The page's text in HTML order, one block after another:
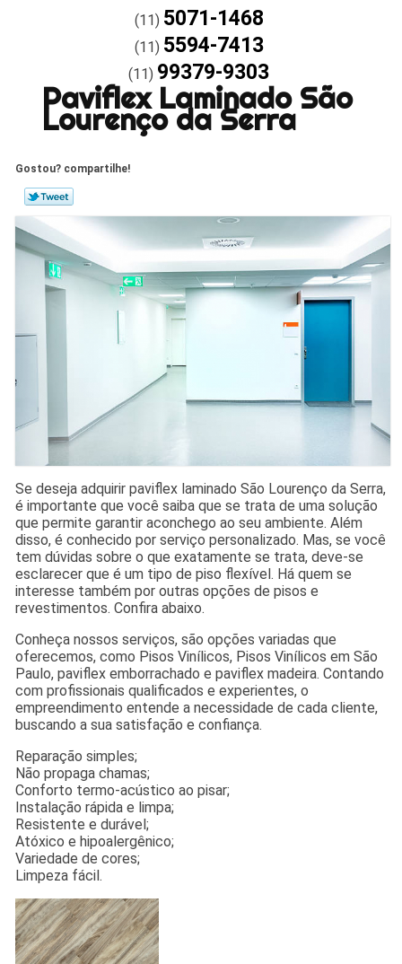
(11) 5071-1468
(11) 5594-7413
(11) 99379-9303
Paviflex Laminado São
Lourenço da Serra
Gostou? compartilhe!
Se deseja adquirir paviflex laminado São Lourenço da Serra,
é importante que você saiba que se trata de uma solução
que permite garantir aconchego ao seu ambiente. Além
disso, é conhecido por serviço personalizado. Mas, se você
tem dúvidas sobre o que exatamente se trata, deve-se
esclarecer que é um tipo de piso flexível. Há quem se
interesse também por outras opções de pisos e
revestimentos. Confira abaixo.
Conheça nossos serviços, são opções variadas que
oferecemos, como Pisos Vinílicos, Pisos Vinílicos em São
Paulo, paviflex emborrachado e paviflex madeira. Contando
com profissionais qualificados e experientes, o
empreendimento entende a necessidade de cada cliente,
buscando a sua satisfação e confiança.
Reparação simples;
Não propaga chamas;
Conforto termo-acústico ao pisar;
Instalação rápida e limpa;
Resistente e durável;
Atóxico e hipoalergênico;
Variedade de cores;
Limpeza fácil.